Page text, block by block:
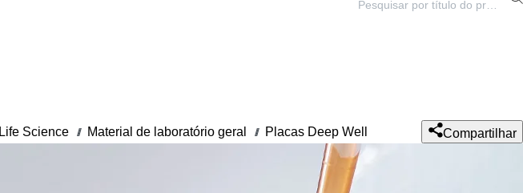
Life Science /// Material de laboratório geral /// Placas Deep Well Compartilhar